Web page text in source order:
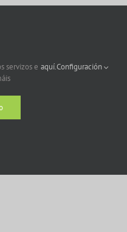
servizos e aquí.Configuración